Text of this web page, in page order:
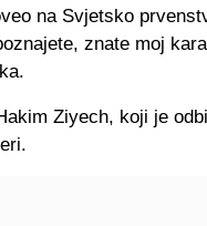
na Svjetsko
znate moj
Ziyech, koji je